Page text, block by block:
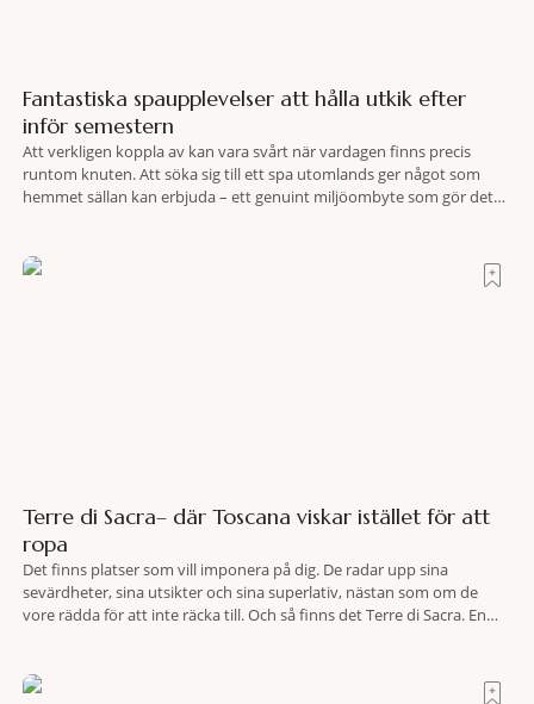
Fantastiska spaupplevelser att hålla utkik efter
inför semestern
Att verkligen koppla av kan vara svårt när vardagen finns precis
runtom knuten. Att söka sig till ett spa utomlands ger något som
hemmet sällan kan erbjuda – ett genuint miljöombyte som gör det
Terre di Sacra– där Toscana viskar istället för att
ropa
Det finns platser som vill imponera på dig. De radar upp sina
sevärdheter, sina utsikter och sina superlativ, nästan som om de
vore rädda för att inte räcka till. Och så finns det Terre di Sacra. En